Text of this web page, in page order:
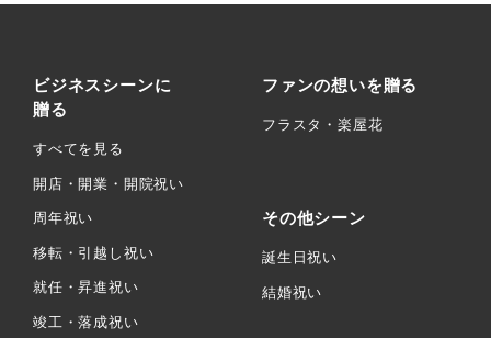
ビジネスシーンに
贈る
すべてを見る
開店・開業・開院祝い
周年祝い
移転・引越し祝い
就任・昇進祝い
竣工・落成祝い
ファンの想いを贈る
フラスタ・楽屋花
その他シーン
誕生日祝い
結婚祝い